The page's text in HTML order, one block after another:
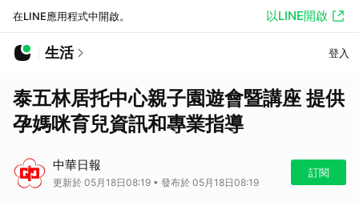
在LINE應用程式中開啟。 以LINE開啟
生活 登入
泰五林居托中心親子園遊會暨講座 提供
孕媽咪育兒資訊和專業指導
中華日報
更新於 05月18日08:19 • 發布於 05月18日08:19
訂閱